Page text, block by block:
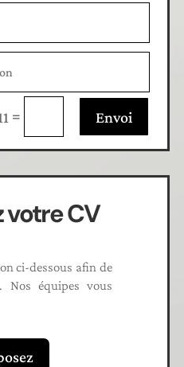
= Envoi
votre CV
ci-dessous afin de
Nos équipes vous